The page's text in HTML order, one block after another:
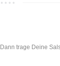
trage Deine